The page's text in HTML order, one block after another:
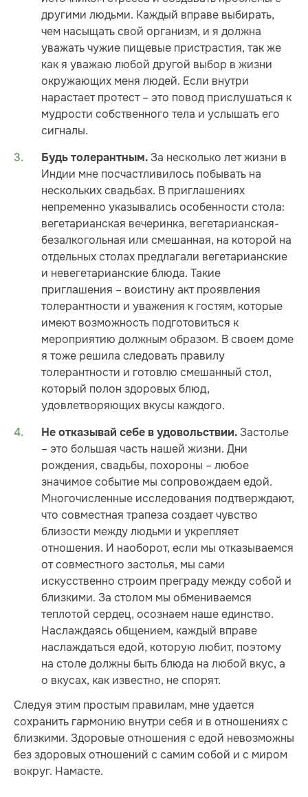
другими людьми. Каждый вправе выбирать,
чем насыщать свой организм, и я должна
уважать чужие пищевые пристрастия, так же
как я уважаю любой другой выбор в жизни
окружающих меня людей. Если внутри
нарастает протест – это повод прислушаться к
мудрости собственного тела и услышать его
сигналы.
Будь толерантным. За несколько лет жизни в
Индии мне посчастливилось побывать на
нескольких свадьбах. В приглашениях
непременно указывались особенности стола:
вегетарианская вечеринка, вегетарианская-
безалкогольная или смешанная, на которой на
отдельных столах предлагали вегетарианские
и невегетарианские блюда. Такие
приглашения – воистину акт проявления
толерантности и уважения к гостям, которые
имеют возможность подготовиться к
мероприятию должным образом. В своем доме
я тоже решила следовать правилу
толерантности и готовлю смешанный стол,
который полон здоровых блюд,
удовлетворяющих вкусы каждого.
Не отказывай себе в удовольствии. Застолье
– это большая часть нашей жизни. Дни
рождения, свадьбы, похороны – любое
значимое событие мы сопровождаем едой.
Многочисленные исследования подтверждают,
что совместная трапеза создает чувство
близости между людьми и укрепляет
отношения. И наоборот, если мы отказываемся
от совместного застолья, мы сами
искусственно строим преграду между собой и
близкими. За столом мы обмениваемся
теплотой сердец, осознаем наше единство.
Наслаждаясь общением, каждый вправе
наслаждаться едой, которую любит, поэтому
на столе должны быть блюда на любой вкус, а
о вкусах, как известно, не спорят.
Следуя этим простым правилам, мне удается
сохранить гармонию внутри себя и в отношениях с
близкими. Здоровые отношения с едой невозможны
без здоровых отношений с самим собой и с миром
вокруг. Намасте.